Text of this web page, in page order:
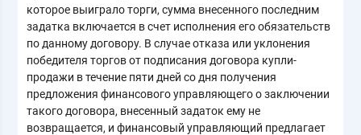
которое выиграло торги, сумма внесенного последним
задатка включается в счет исполнения его обязательств
по данному договору. В случае отказа или уклонения
победителя торгов от подписания договора купли-
продажи в течение пяти дней со дня получения
предложения финансового управляющего о заключении
такого договора, внесенный задаток ему не
возвращается, и финансовый управляющий предлагает